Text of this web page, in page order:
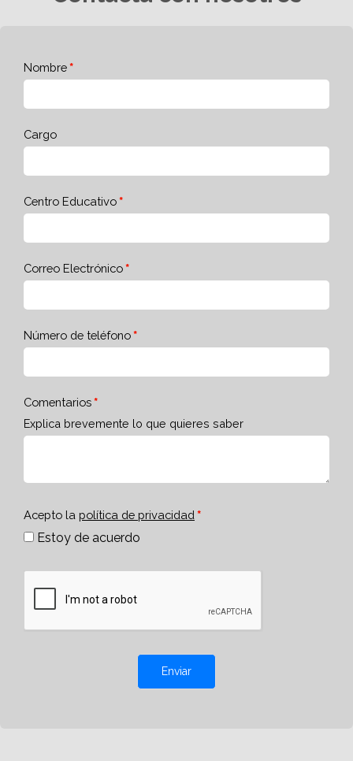
Nombre
Cargo
Centro Educativo
Correo Electrónico
Número de teléfono
Comentarios
Explica brevemente lo que quieres saber
Acepto la política de privacidad
Estoy de acuerdo
Enviar